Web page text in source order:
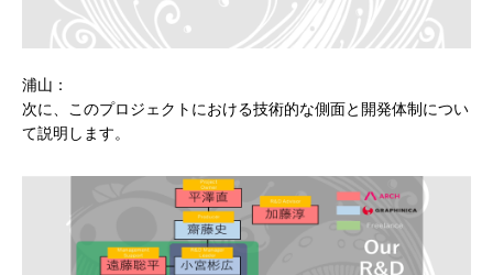
浦山：
次に、このプロジェクトにおける技術的な側面と開発体制につい
て説明します。